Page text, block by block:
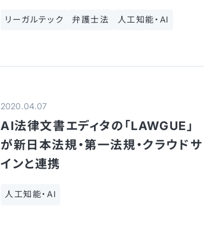
リーガルテック 弁護士法 人工知能・AI
2020.04.07
AI法律文書エディタの「LAWGUE」
が新日本法規・第一法規・クラウドサ
インと連携
人工知能・AI